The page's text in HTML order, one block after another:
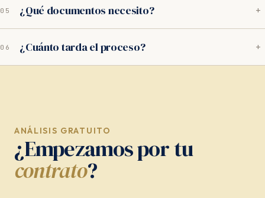
La acción de nulidad por usura tiene un plazo de prescripción
de 5 años.
05 ¿Qué documentos necesito? +
tienes, te ayudamos a solicitarlos a Santander Consumer
Finance.
06 ¿Cuánto tarda el proceso? +
ANÁLISIS GRATUITO
¿Empezamos por tu
contrato?